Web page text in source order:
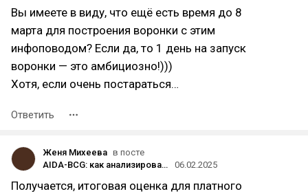
Вы имеете в виду, что ещё есть время до 8
марта для построения воронки с этим
инфоповодом? Если да, то 1 день на запуск
воронки — это амбициозно!)))
Хотя, если очень постараться…
Ответить
Женя Михеева в посте
AIDA-BCG: как анализировать бесплатные продукты, чтобы повысить продажи
06.02.2025
Получается, итоговая оценка для платного